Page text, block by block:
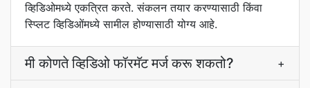
व्हिडिओमध्ये एकत्रित करते. संकलन तयार करण्यासाठी किंवा
स्प्लिट व्हिडिओंमध्ये सामील होण्यासाठी योग्य आहे.
मी कोणते व्हिडिओ फॉरमॅट मर्ज करू शकतो? +